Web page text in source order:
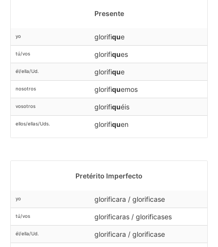
Presente
yo glorifique
tú/vos glorifiques
él/ella/Ud. glorifique
nosotros glorifiquemos
vosotros glorifiquéis
ellos/ellas/Uds. glorifiquen
Pretérito Imperfecto
yo glorificara / glorificase
tú/vos glorificaras / glorificases
él/ella/Ud. glorificara / glorificase